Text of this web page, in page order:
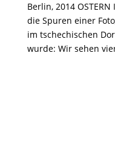
Berlin, 2014
die Spuren einer
im tschechischen
wurde: Wir sehen